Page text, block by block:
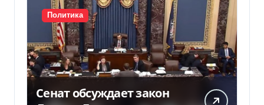
Политика
Сенат обсуждает закон